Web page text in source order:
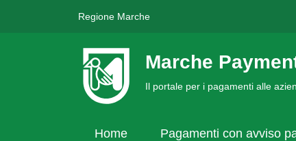
Regione Marche
Marche
Il portale per i pagamenti alle
Home Pagamenti con avviso